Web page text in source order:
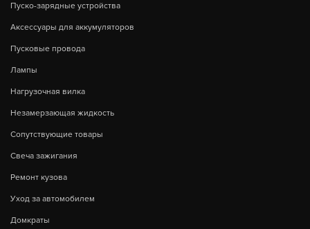
Пуско-зарядные устройства
Аксессуары для аккумуляторов
Пусковые провода
Лампы
Нагрузочная вилка
Незамерзающая жидкость
Сопутствующие товары
Свеча зажигания
Ремонт кузова
Уход за автомобилем
Домкраты